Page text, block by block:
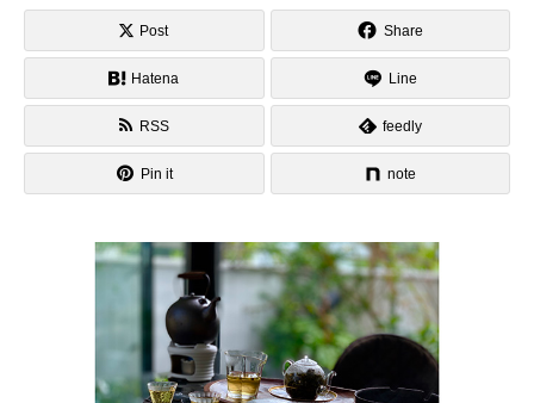
Post Share
Hatena Line
RSS feedly
Pin it note